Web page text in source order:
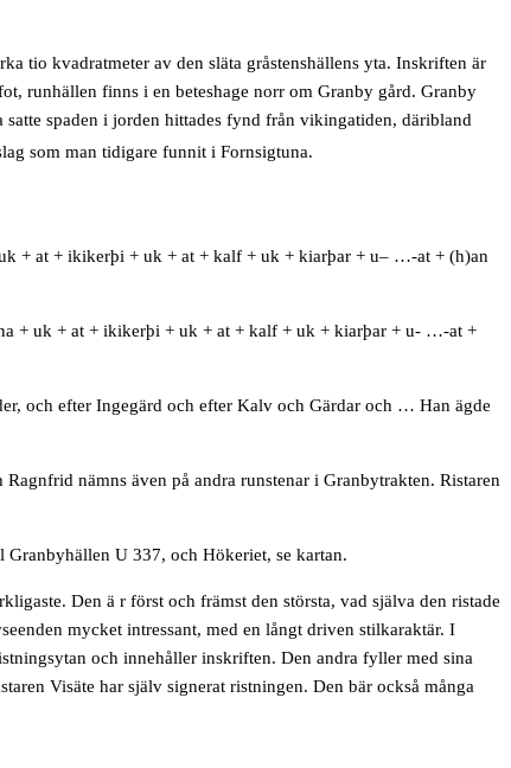
tio kvadratmeter av den släta gråstenshällens yta. Inskriften är
runhällen finns i en beteshage norr om Granby gård. Granby
spaden i jorden hittades fynd från vikingatiden, däribland
som man tidigare funnit i Fornsigtuna.
+ at + ikikerþi + uk + at + kalf + uk + kiarþar + u– …-at + (h)an
+ uk + at + ikikerþi + uk + at + kalf + uk + kiarþar + u- …-at +
och efter Ingegärd och efter Kalv och Gärdar och … Han ägde
nämns även på andra runstenar i Granbytrakten. Ristaren
Granbyhällen U 337, och Hökeriet, se kartan.
Den ä r först och främst den största, vad själva den ristade
mycket intressant, med en långt driven stilkaraktär. I
och innehåller inskriften. Den andra fyller med sina
Visäte har själv signerat ristningen. Den bär också många